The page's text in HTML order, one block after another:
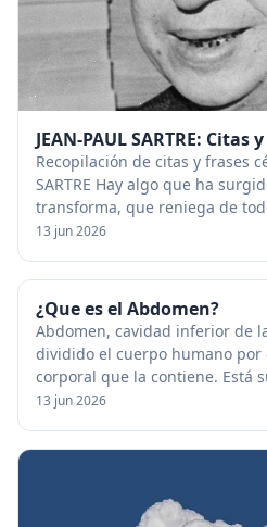
JEAN-PAUL SARTRE: Citas
Recopilación de citas y frases
SARTRE Hay algo que ha
transforma, que reniega de
nuestra sociedad lo que es: se
13 jun 2026
¿Que es el Abdomen?
Abdomen, cavidad inferior de
dividido el cuerpo humano
corporal que la contiene. Está
partes: el abdomen
13 jun 2026